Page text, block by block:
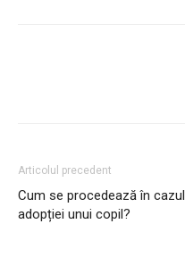
Articolul precedent
Cum se procedează în cazul
adopției unui copil?